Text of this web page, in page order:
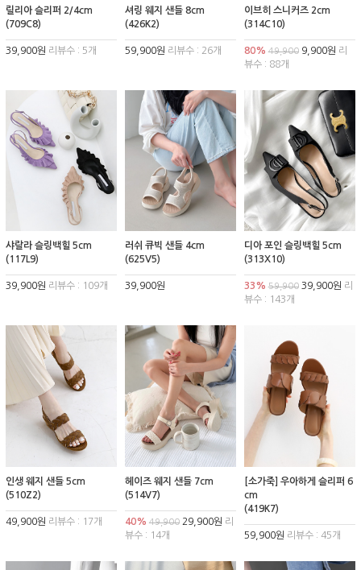
릴리아 슬리퍼 2/4cm
(709C8)
39,900원 리뷰수 : 5개
셔링 웨지 샌들 8cm
(426K2)
59,900원 리뷰수 : 26개
이브히 스니커즈 2cm
(314C10)
80% 49,9009,900원 리
뷰수 : 88개
샤랄라 슬링백힐 5cm
(117L9)
39,900원 리뷰수 : 109개
러쉬 큐빅 샌들 4cm
(625V5)
39,900원
디아 포인 슬링백힐 5cm
(313X10)
33% 59,90039,900원 리
뷰수 : 143개
인생 웨지 샌들 5cm
(510Z2)
49,900원 리뷰수 : 17개
헤이즈 웨지 샌들 7cm
(514V7)
40% 49,90029,900원 리
뷰수 : 14개
[소가죽] 우아하게 슬리퍼 6
cm
(419K7)
59,900원 리뷰수 : 45개